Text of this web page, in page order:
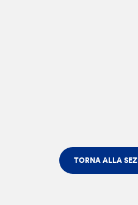
TORNA ALLA